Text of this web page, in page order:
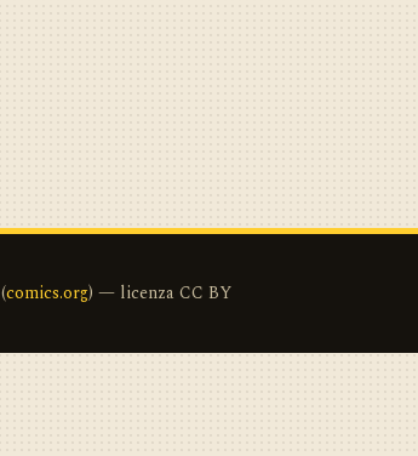
(comics.org) — licenza CC BY